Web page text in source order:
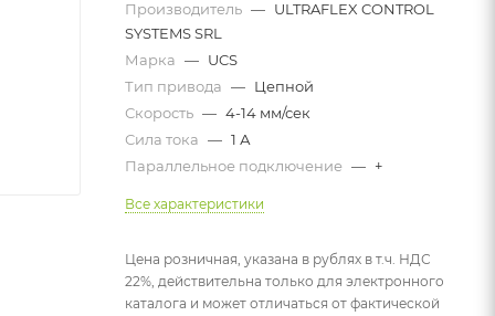
Производитель — ULTRAFLEX CONTROL
SYSTEMS SRL
Марка — UCS
Тип привода — Цепной
Скорость — 4-14 мм/сек
Сила тока — 1 А
Параллельное подключение — +
Все характеристики
Цена розничная, указана в рублях в т.ч. НДС
22%, действительна только для электронного
каталога и может отличаться от фактической